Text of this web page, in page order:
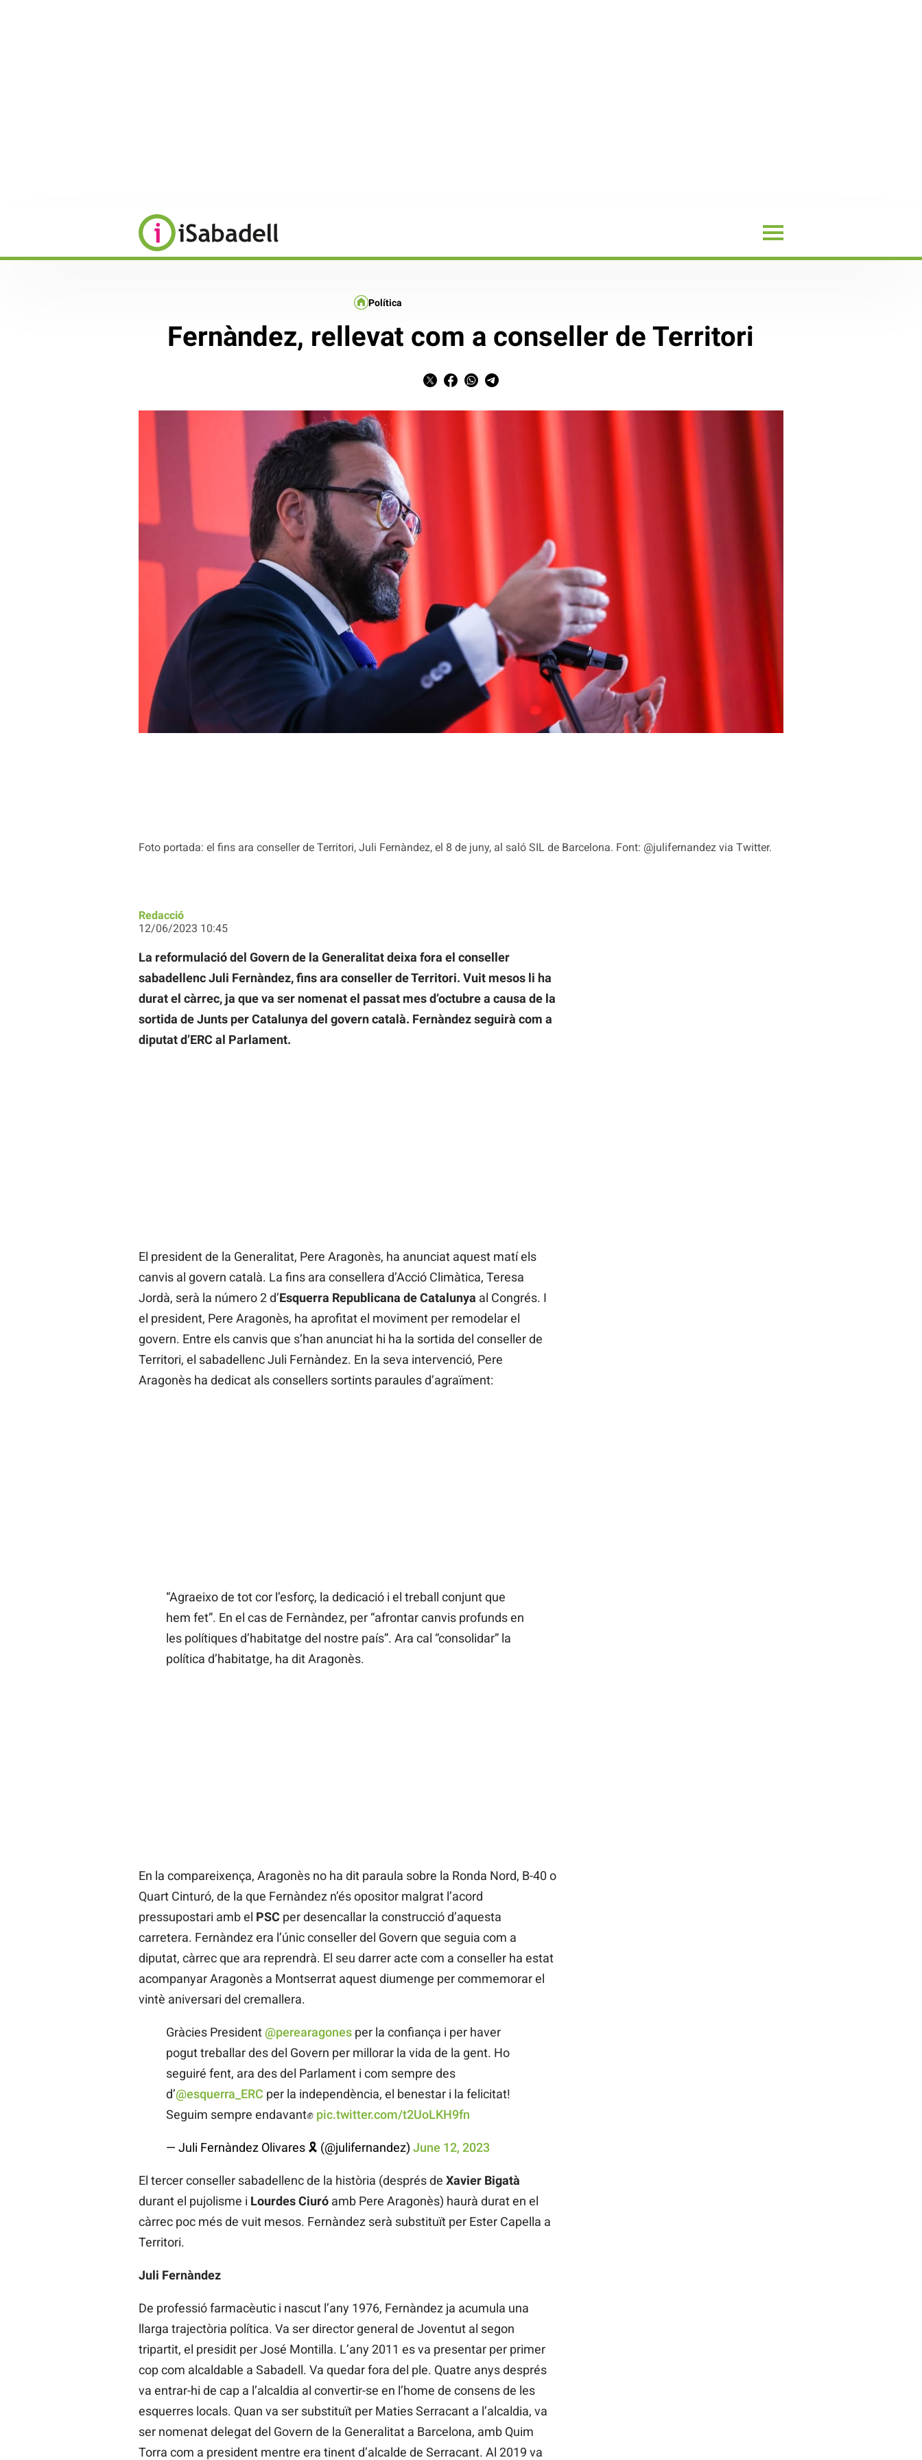
Foto portada: el fins ara conseller de Territori, Juli Fernàndez, el 8 de juny, al saló SIL de Barcelona. Font: @julifernandez via Twitter.
Política
Fernàndez, rellevat com a conseller de Territori
Redacció
12/06/2023 10:45
La reformulació del Govern de la Generalitat deixa fora el conseller
sabadellenc Juli Fernàndez, fins ara conseller de Territori. Vuit mesos li ha
durat el càrrec, ja que va ser nomenat el passat mes d’octubre a causa de la
sortida de Junts per Catalunya del govern català. Fernàndez seguirà com a
diputat d’ERC al Parlament.
El president de la Generalitat, Pere Aragonès, ha anunciat aquest matí els
canvis al govern català. La fins ara consellera d’Acció Climàtica, Teresa
Jordà, serà la número 2 d’Esquerra Republicana de Catalunya al Congrés. I
el president, Pere Aragonès, ha aprofitat el moviment per remodelar el
govern. Entre els canvis que s’han anunciat hi ha la sortida del conseller de
Territori, el sabadellenc Juli Fernàndez. En la seva intervenció, Pere
Aragonès ha dedicat als consellers sortints paraules d’agraïment:
“Agraeixo de tot cor l’esforç, la dedicació i el treball conjunt que
hem fet”. En el cas de Fernàndez, per “afrontar canvis profunds en
les polítiques d’habitatge del nostre país”. Ara cal “consolidar” la
política d’habitatge, ha dit Aragonès.
En la compareixença, Aragonès no ha dit paraula sobre la Ronda Nord, B-40 o
Quart Cinturó, de la que Fernàndez n’és opositor malgrat l’acord
pressupostari amb el PSC per desencallar la construcció d’aquesta
carretera. Fernàndez era l’únic conseller del Govern que seguia com a
diputat, càrrec que ara reprendrà. El seu darrer acte com a conseller ha estat
acompanyar Aragonès a Montserrat aquest diumenge per commemorar el
vintè aniversari del cremallera.
Gràcies President @perearagonesper la confiança i per haver
pogut treballar des del Govern per millorar la vida de la gent. Ho
seguiré fent, ara des del Parlament i com sempre des
d’@esquerra_ERC per la independència, el benestar i la felicitat!
Seguim sempre endavant✊ pic.twitter.com/t2UoLKH9fn
— Juli Fernàndez Olivares 🎗 (@julifernandez) June 12, 2023
El tercer conseller sabadellenc de la història (després de Xavier Bigatà
durant el pujolisme i Lourdes Ciuróamb Pere Aragonès) haurà durat en el
càrrec poc més de vuit mesos. Fernàndez serà substituït per Ester Capella a
Territori.
Juli Fernàndez
De professió farmacèutic i nascut l’any 1976, Fernàndez ja acumula una
llarga trajectòria política. Va ser director general de Joventut al segon
tripartit, el presidit per José Montilla. L’any 2011 es va presentar per primer
cop com alcaldable a Sabadell. Va quedar fora del ple. Quatre anys després
va entrar-hi de cap a l’alcaldia al convertir-se en l’home de consens de les
esquerres locals. Quan va ser substituït per Maties Serracant a l’alcaldia, va
ser nomenat delegat del Govern de la Generalitat a Barcelona, amb Quim
Torra com a president mentre era tinent d’alcalde de Serracant. Al 2019 va